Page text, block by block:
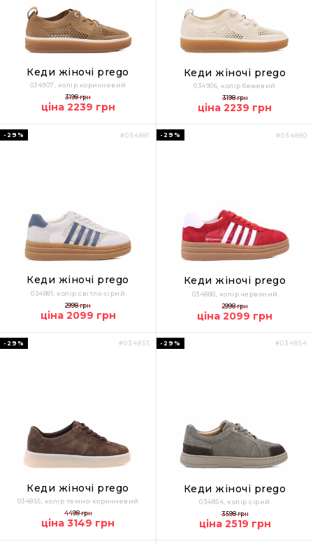
Кеди жіночі prego
034907, колір коричневий
3198 грн
ціна 2239 грн
Кеди жіночі prego
034906, колір бежевий
3198 грн
ціна 2239 грн
#034881
-29%
Кеди жіночі prego
034881, колір світло-сірий
2998 грн
ціна 2099 грн
#034880
-29%
Кеди жіночі prego
034880, колір червоний
2998 грн
ціна 2099 грн
#034855
-29%
Кеди жіночі prego
034855, колір темно-коричневий
4498 грн
ціна 3149 грн
#034854
-29%
Кеди жіночі prego
034854, колір сірий
3598 грн
ціна 2519 грн